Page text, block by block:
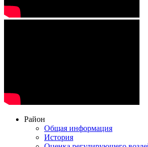
Район
Общая информация
История